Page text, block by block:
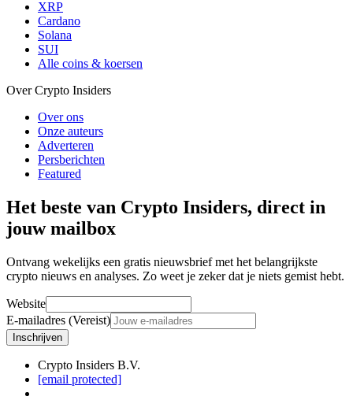
XRP
Cardano
Solana
SUI
Alle coins & koersen
Over Crypto Insiders
Over ons
Onze auteurs
Adverteren
Persberichten
Featured
Het beste van Crypto Insiders, direct in
jouw mailbox
Ontvang wekelijks een gratis nieuwsbrief met het belangrijkste
crypto nieuws en analyses. Zo weet je zeker dat je niets gemist hebt.
Website
E-mailadres (Vereist)
Inschrijven
Crypto Insiders B.V.
[email protected]